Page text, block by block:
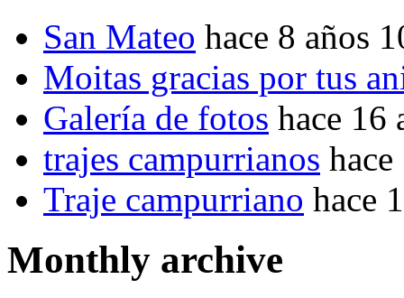
San Mateo hace 8 años
Moitas gracias por tus
Galería de fotos hace 16
trajes campurrianos
Traje campurriano hace
Monthly archive